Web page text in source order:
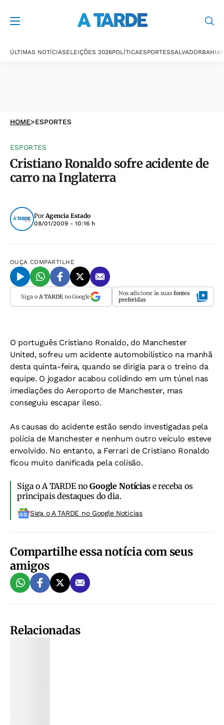
ÚLTIMAS NOTÍCIASELEIÇÕES 2026POLÍTICAESPORTESSALVADORBAHIA
HOME>ESPORTES
ESPORTES
Cristiano Ronaldo sofre acidente de
carro na Inglaterra
PorAgencia Estado
08/01/2009 - 10:16 h
OUÇA COMPARTILHE
Siga o A TARDEno Google Nos adicione às suas fontes
preferidas
O português Cristiano Ronaldo, do Manchester
United, sofreu um acidente automobilístico na manhã
desta quinta-feira, quando se dirigia para o treino da
equipe. O jogador acabou colidindo em um túnel nas
imediações do Aeroporto de Manchester, mas
conseguiu escapar ileso.
As causas do acidente estão sendo investigadas pela
polícia de Manchester e nenhum outro veículo esteve
envolvido. No entanto, a Ferrari de Cristiano Ronaldo
ficou muito danificada pela colisão.
Siga o A TARDE noGoogle Notíciase receba os
principais destaques do dia.
Siga o A TARDE no Google Noticias
Compartilhe essa notícia com seus
amigos
Relacionadas